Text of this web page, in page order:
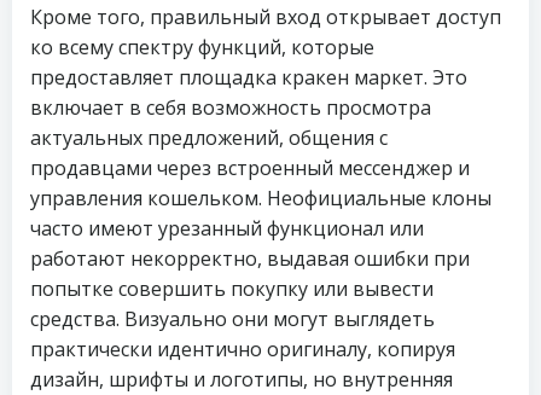
Кроме того, правильный вход открывает доступ
ко всему спектру функций, которые
предоставляет площадка кракен маркет. Это
включает в себя возможность просмотра
актуальных предложений, общения с
продавцами через встроенный мессенджер и
управления кошельком. Неофициальные клоны
часто имеют урезанный функционал или
работают некорректно, выдавая ошибки при
попытке совершить покупку или вывести
средства. Визуально они могут выглядеть
практически идентично оригиналу, копируя
дизайн, шрифты и логотипы, но внутренняя